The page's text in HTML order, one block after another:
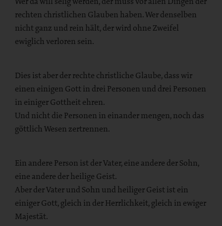
rechten christlichen Glauben haben. Wer denselben
nicht ganz und rein hält, der wird ohne Zweifel
ewiglich verloren sein.
Dies ist aber der rechte christliche Glaube, dass wir
einen einigen Gott in drei Personen und drei Personen
in einiger Gottheit ehren.
Und nicht die Personen in einander mengen, noch das
göttlich Wesen zertrennen.
Ein andere Person ist der Vater, eine andere der Sohn,
eine andere der heilige Geist.
Aber der Vater und Sohn und heiliger Geist ist ein
einiger Gott, gleich in der Herrlichkeit, gleich in ewiger
Majestät.